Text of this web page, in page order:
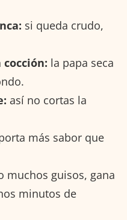
si queda crudo,
la papa seca
así no cortas la
más sabor que
muchos guisos, gana
minutos de